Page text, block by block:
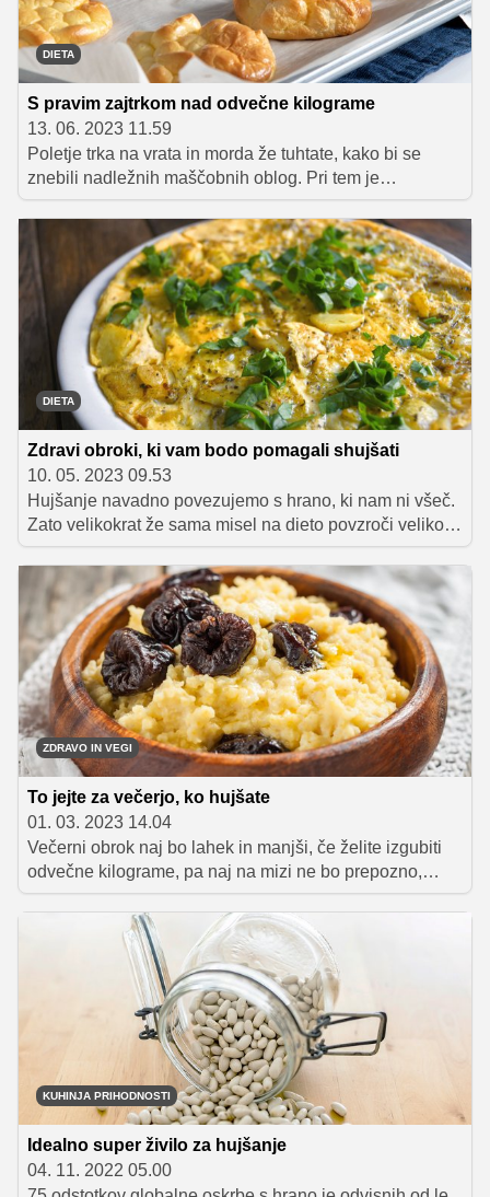
DIETA
S pravim zajtrkom nad odvečne kilograme
13. 06. 2023 11.59
Poletje trka na vrata in morda že tuhtate, kako bi se
znebili nadležnih maščobnih oblog. Pri tem je
najpomembnejša prehrana in vse se začne z zajtrkom.
Poglejte, s katerimi živili morate začeti dan.
DIETA
Zdravi obroki, ki vam bodo pomagali shujšati
10. 05. 2023 09.53
Hujšanje navadno povezujemo s hrano, ki nam ni všeč.
Zato velikokrat že sama misel na dieto povzroči veliko
nezadovoljstva, saj mislimo, da bomo morali jesti
neokusno hrano. A ni nujno tako. Zdrava hrana je lahko
tudi zelo dobra in okusna. Za vas pripravili dva recepta,
s katerima boste tudi med hujšanjem uživali in dobro
jedli.
ZDRAVO IN VEGI
To jejte za večerjo, ko hujšate
01. 03. 2023 14.04
Večerni obrok naj bo lahek in manjši, če želite izgubiti
odvečne kilograme, pa naj na mizi ne bo prepozno,
svetuje prehranska strokovnjakinja Karla Klander, ki je z
nami delila še nekaj konkretnih idej, kaj si lahko
privoščite za večerjo.
KUHINJA PRIHODNOSTI
Idealno super živilo za hujšanje
04. 11. 2022 05.00